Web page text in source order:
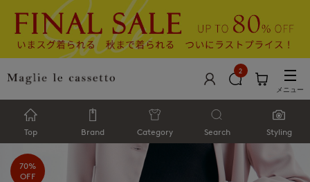
2
メニュー
Top Brand Category Search Styling
70%
OFF